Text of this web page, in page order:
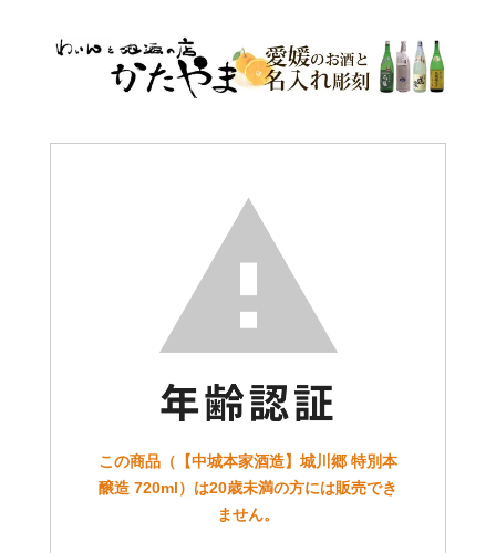
この商品（【中城本家酒造】城川郷 特別本
醸造 720ml）は20歳未満の方には販売でき
ません。